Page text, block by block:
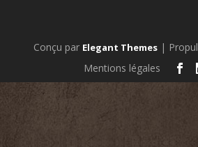
Conçu par Elegant Themes|
Mentions légales